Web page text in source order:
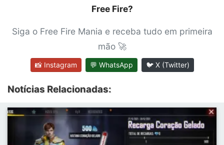
Free Fire?
Siga o Free Fire Mania e receba tudo em primeira
mão 🚀
📸 Instagram 💬 WhatsApp 🐦 X (Twitter)
Notícias Relacionadas: